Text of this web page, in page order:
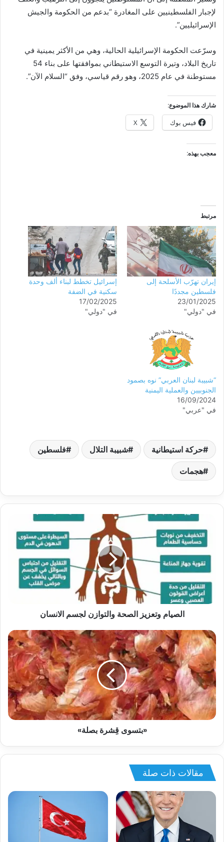
لإجبار الفلسطينيين على المغادرة “بدعم من الحكومة والجيش
الإسرائيليين”.
وسرّعت الحكومة الإسرائيلية الحالية، وهي من الأكثر يمينية في
تاريخ البلاد، وتيرة التوسع الاستيطاني بموافقتها على بناء 54
مستوطنة في عام 2025، وهو رقم قياسي، وفق “السلام الآن”.
شارك هذا الموضوع:
فيس بوك X
معجب بهذه:
مرتبط
إيران تهرّب الأسلحة إلى
فلسطين مجددًا
23/01/2025
في "دولي"
إسرائيل تخطط لبناء ألف وحدة
سكنية في الضفة
17/02/2025
في "دولي"
“شبيبة لبنان العربي” نوه بصمود
الجنوبيين والعملية اليمنية
16/09/2024
في "عربي"
حركة استيطانية شبيبة التلال فلسطين
هجمات
الصيام وتعزيز الصحة والتوازن لجسم الانسان
«بتسوى قِشرة بصلة»
مقالات ذات صلة